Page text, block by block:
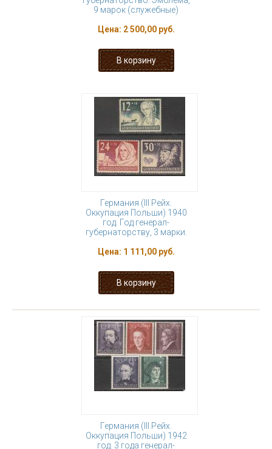
9 марок (служебные)
Цена: 2 500,00 руб.
Германия (III Рейх.
Оккупация Польши) 1940
год. Год генерал-
губернаторству, 3 марки.
Цена: 1 111,00 руб.
Германия (III Рейх.
Оккупация Польши) 1942
год. 3 года генерал-